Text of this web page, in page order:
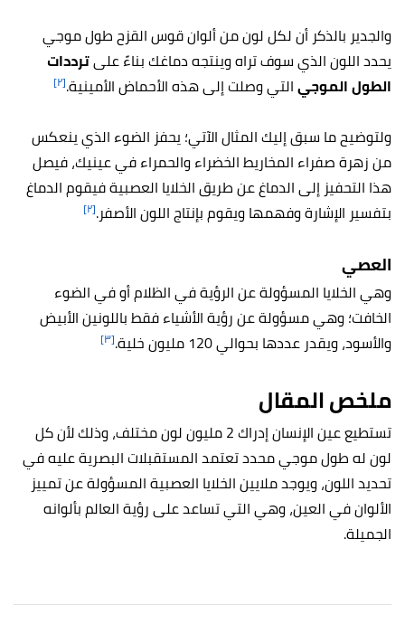
والجدير بالذكر أن لكل لون من ألوان قوس القزح طول موجي
يحدد اللون الذي سوف تراه وينتجه دماغك بناءً علىترددات
الطول الموجيالتي وصلت إلى هذه الأحماض الأمينية.[٢]
ولتوضيح ما سبق إليك المثال الآتي؛ يحفز الضوء الذي ينعكس
من زهرة صفراء المخاريط الخضراء والحمراء في عينيك، فيصل
هذا التحفيز إلى الدماغ عن طريق الخلايا العصبية فيقوم الدماغ
بتفسير الإشارة وفهمها ويقوم بإنتاج اللون الأصفر.[٢]
العصي
وهي الخلايا المسؤولة عن الرؤية في الظلام أو في الضوء
الخافت؛ وهي مسؤولة عن رؤية الأشياء فقط باللونين الأبيض
والأسود، ويقدر عددها بحوالي 120 مليون خلية.
[٣]
ملخص المقال
تستطيع عين الإنسان إدراك 2 مليون لون مختلف، وذلك لأن كل
لون له طول موجي محدد تعتمد المستقبلات البصرية عليه في
تحديد اللون، ويوجد ملايين الخلايا العصبية المسؤولة عن تمييز
الألوان في العين، وهي التي تساعد على رؤية العالم بألوانه
الجميلة.